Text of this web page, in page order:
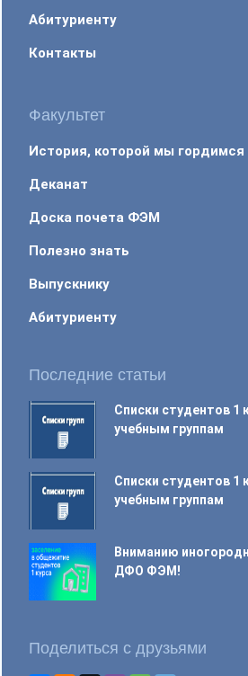
Абитуриенту
Контакты
Факультет
История, которой мы гордимся
Деканат
Доска почета ФЭМ
Полезно знать
Выпускнику
Абитуриенту
Последние статьи
Списки студентов
учебным группам
Списки студентов
учебным группам
Вниманию
ДФО ФЭМ!
Поделиться с друзьями